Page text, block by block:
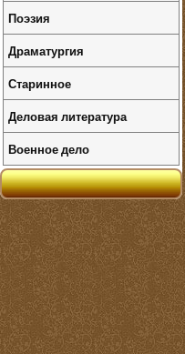
Поэзия
Драматургия
Старинное
Деловая литература
Военное дело